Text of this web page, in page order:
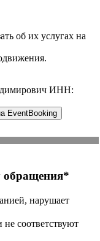
об их услугах на
ИНН:
EventBooking
обращения*
нарушает
соответствуют